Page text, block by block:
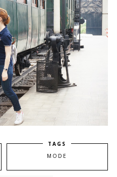
TAGS
MODE